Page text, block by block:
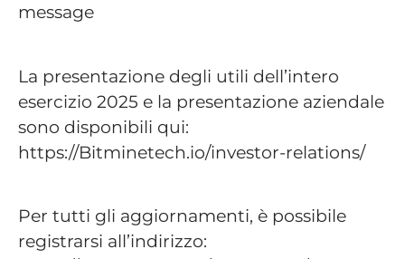
message
La presentazione degli utili dell’intero
esercizio 2025 e la presentazione aziendale
sono disponibili qui:
https://Bitminetech.io/investor-relations/
Per tutti gli aggiornamenti, è possibile
registrarsi all’indirizzo: